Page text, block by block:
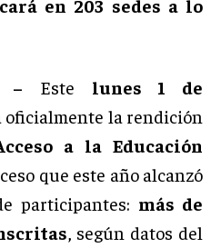
en 203 sedes a lo
– Este lunes 1 de
oficialmente la rendición
a la Educación
que este año alcanzó
participantes: más de
, según datos del